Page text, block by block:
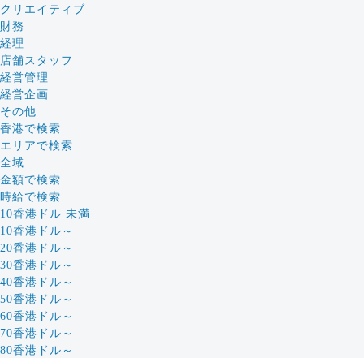
クリエイティブ
財務
経理
店舗スタッフ
経営管理
経営企画
その他
香港で検索
エリアで検索
全域
金額で検索
時給で検索
10香港ドル 未満
10香港ドル～
20香港ドル～
30香港ドル～
40香港ドル～
50香港ドル～
60香港ドル～
70香港ドル～
80香港ドル～